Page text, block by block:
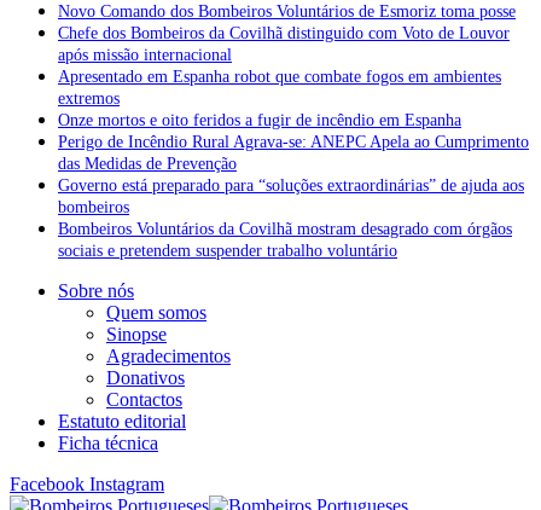
Novo Comando dos Bombeiros Voluntários de Esmoriz toma posse
Chefe dos Bombeiros da Covilhã distinguido com Voto de Louvor
após missão internacional
Apresentado em Espanha robot que combate fogos em ambientes
extremos
Onze mortos e oito feridos a fugir de incêndio em Espanha
Perigo de Incêndio Rural Agrava-se: ANEPC Apela ao Cumprimento
das Medidas de Prevenção
Governo está preparado para “soluções extraordinárias” de ajuda aos
bombeiros
Bombeiros Voluntários da Covilhã mostram desagrado com órgãos
sociais e pretendem suspender trabalho voluntário
Sobre nós
Quem somos
Sinopse
Agradecimentos
Donativos
Contactos
Estatuto editorial
Ficha técnica
Facebook Instagram